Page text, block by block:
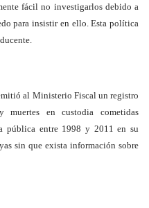
fácil no investigarlos debido a
para insistir en ello. Esta política
al Ministerio Fiscal un registro
muertes en custodia cometidas
pública entre 1998 y 2011 en su
sin que exista información sobre